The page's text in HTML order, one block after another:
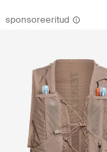
sponsoreeritud